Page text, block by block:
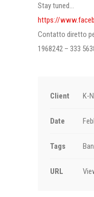
Stay tuned…
https://
Contatto diretto
1968242 – 333
Client K-
Date
Tags
URL